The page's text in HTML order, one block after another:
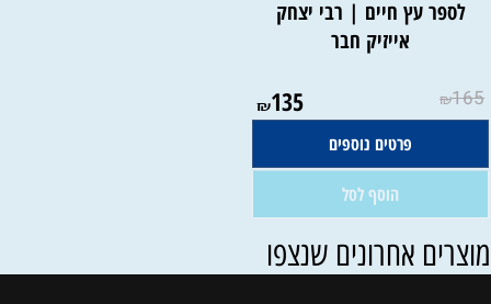
לספר עץ חיים | רבי יצחק
אייזיק חבר
₪165
₪135
פרטים נוספים
הוסף לסל
אחרונים שנצפו